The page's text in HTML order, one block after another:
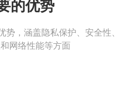
的优势
，涵盖隐私保护、安全性、
网络性能等方面